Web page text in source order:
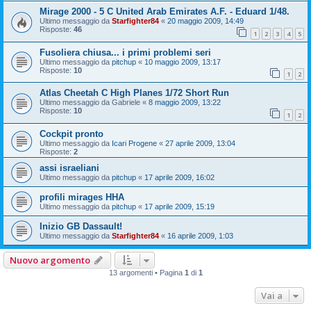
Mirage 2000 - 5 C United Arab Emirates A.F. - Eduard 1/48.
Ultimo messaggio da Starfighter84 « 20 maggio 2009, 14:49
Risposte: 46 1 2 3 4 5
Fusoliera chiusa... i primi problemi seri
Ultimo messaggio da pitchup « 10 maggio 2009, 13:17
Risposte: 10 1 2
Atlas Cheetah C High Planes 1/72 Short Run
Ultimo messaggio da Gabriele « 8 maggio 2009, 13:22
Risposte: 10 1 2
Cockpit pronto
Ultimo messaggio da Icari Progene « 27 aprile 2009, 13:04
Risposte: 2
assi israeliani
Ultimo messaggio da pitchup « 17 aprile 2009, 16:02
profili mirages HHA
Ultimo messaggio da pitchup « 17 aprile 2009, 15:19
Inizio GB Dassault!
Ultimo messaggio da Starfighter84 « 16 aprile 2009, 1:03
Nuovo argomento
13 argomenti • Pagina 1 di 1
Vai a